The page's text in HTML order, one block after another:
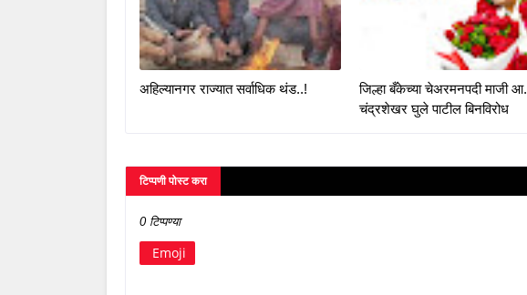
अहिल्यानगर राज्यात सर्वाधिक थंड..!
जिल्हा बँकेच्या चेअरमनपदी माजी आ.
चंद्रशेखर घुले पाटील बिनविरोध
टिप्पणी पोस्ट करा
0 टिप्पण्या
Emoji